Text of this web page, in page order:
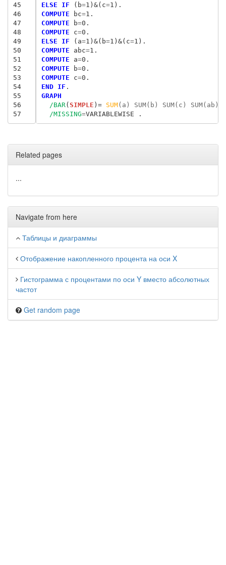
45
46
47
48
49
50
51
52
53
54
55
56
57
ELSE IF (b=1) &(c=
COMPUTE bc=
COMPUTE b=
COMPUTE c=
ELSE IF (a=1) &(b=1) &(c=
COMPUTE abc=
COMPUTE a=
COMPUTE b=
COMPUTE c=
END IF
GRAPH
/BAR(SIMPLE )= SUM(a) SUM(b) SUM(c) SUM(ab)
/MISSING=
Related pages
...
Navigate from here
Таблицы и диаграммы
Отображение накопленного процента на оси X
Гистограмма с процентами по оси Y вместо абсолютных
частот
Get random page